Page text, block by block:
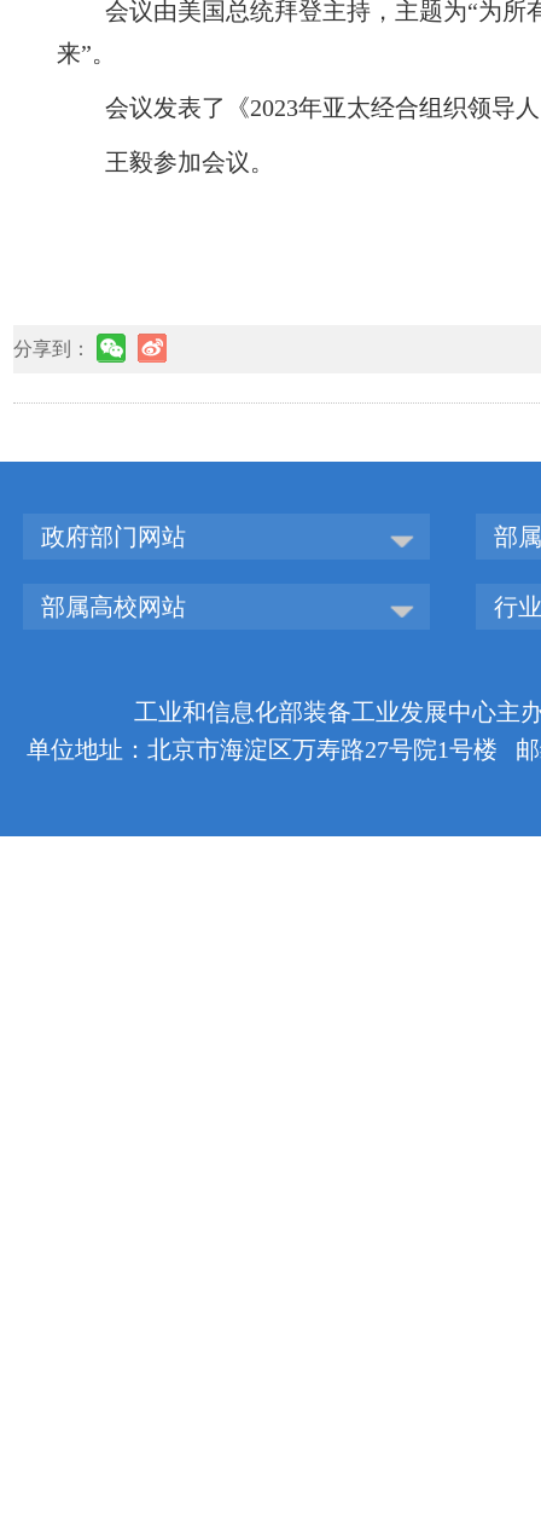
会议由美国总统拜登主持，主题为“为所
来”。
会议发表了《2023年亚太经合组织领导
王毅参加会议。
分享到：
政府部门网站 部
部属高校网站 行
工业和信息化部装备工业发展中心主
单位地址：北京市海淀区万寿路27号院1号楼